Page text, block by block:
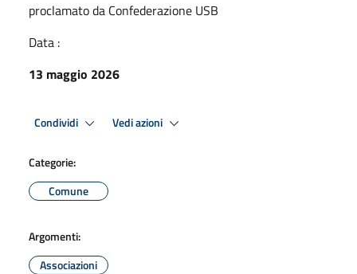
proclamato da Confederazione USB
Data :
13 maggio 2026
Condividi Vedi azioni
Categorie:
Comune
Argomenti:
Associazioni